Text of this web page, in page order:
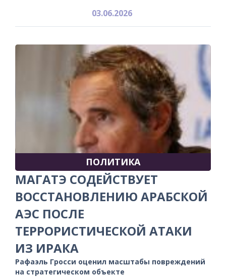
03.06.2026
ПОЛИТИКА
МАГАТЭ СОДЕЙСТВУЕТ
ВОССТАНОВЛЕНИЮ АРАБСКОЙ
АЭС ПОСЛЕ
ТЕРРОРИСТИЧЕСКОЙ АТАКИ
ИЗ ИРАКА
Рафаэль Гросси оценил масштабы повреждений
на стратегическом объекте